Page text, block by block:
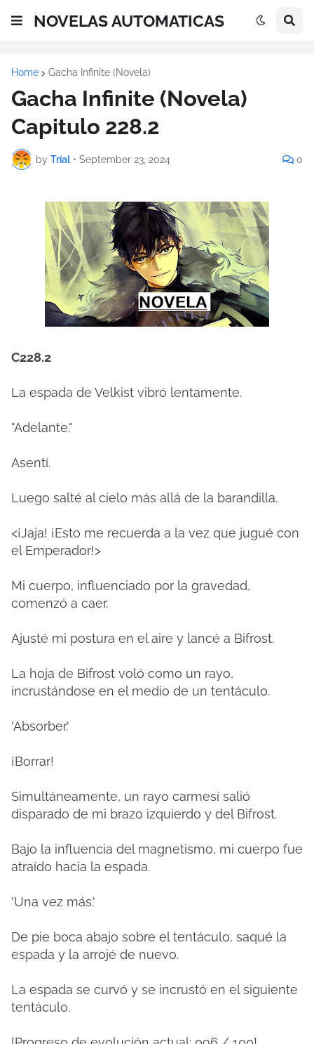
NOVELAS AUTOMATICAS
Home Gacha Infinite (Novela)
Gacha Infinite (Novela)
Capitulo 228.2
by Trial • September 23, 2024 0
C228.2
La espada de Velkist vibró lentamente.
"Adelante."
Asentí.
Luego salté al cielo más allá de la barandilla.
<¡Jaja! ¡Esto me recuerda a la vez que jugué con
el Emperador!>
Mi cuerpo, influenciado por la gravedad,
comenzó a caer.
Ajusté mi postura en el aire y lancé a Bifrost.
La hoja de Bifrost voló como un rayo,
incrustándose en el medio de un tentáculo.
'Absorber.'
¡Borrar!
Simultáneamente, un rayo carmesí salió
disparado de mi brazo izquierdo y del Bifrost.
Bajo la influencia del magnetismo, mi cuerpo fue
atraído hacia la espada.
'Una vez más.'
De pie boca abajo sobre el tentáculo, saqué la
espada y la arrojé de nuevo.
La espada se curvó y se incrustó en el siguiente
tentáculo.